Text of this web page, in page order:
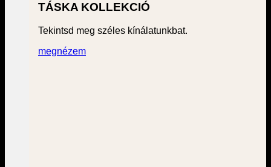
TÁSKA KOLLEKCIÓ
Tekintsd meg széles kínálatunkbat.
megnézem